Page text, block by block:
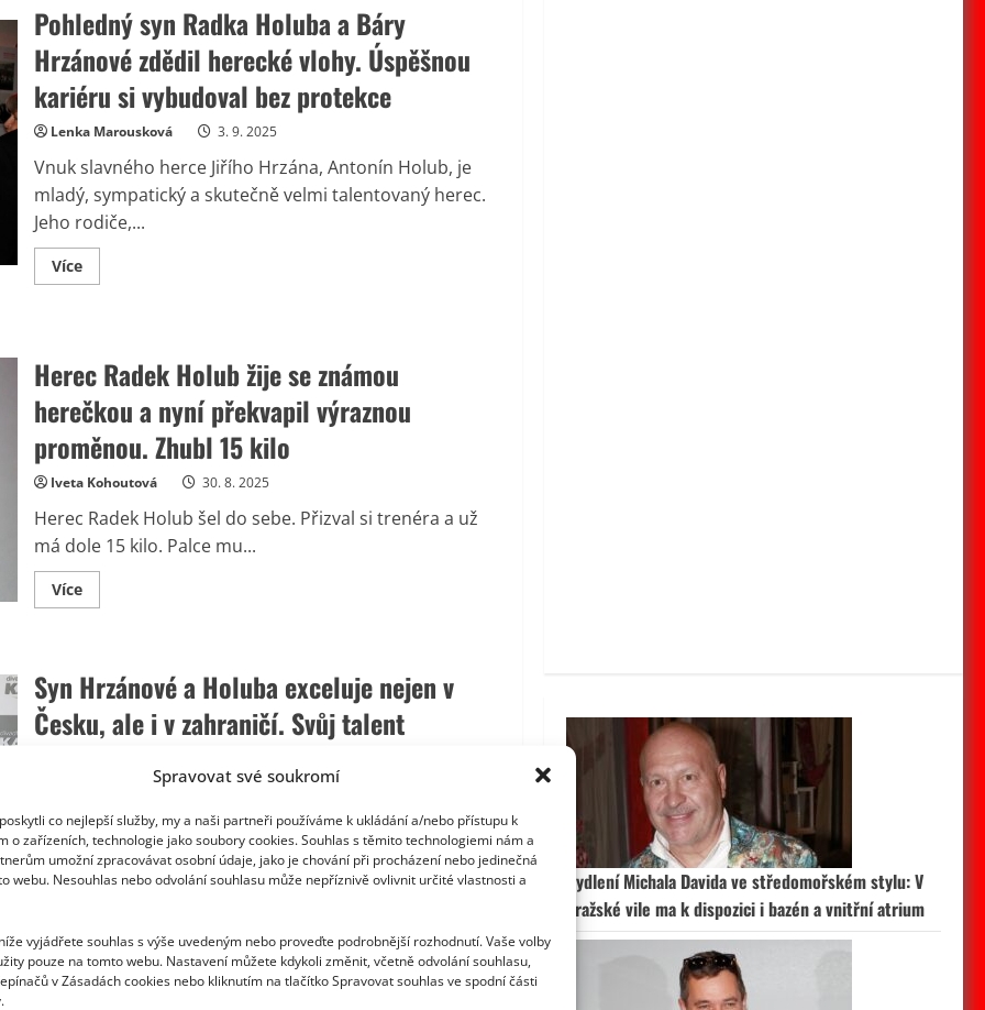
Spravovat své soukromí
co nejlepší služby, my a naši partneři používáme k ukládání a/nebo přístupu k
o zařízeních, technologie jako soubory cookies. Souhlas s těmito technologiemi nám a
umožní zpracovávat osobní údaje, jako je chování při procházení nebo jedinečná
webu. Nesouhlas nebo odvolání souhlasu může nepříznivě ovlivnit určité vlastnosti a
vyjádřete souhlas s výše uvedeným nebo proveďte podrobnější rozhodnutí. Vaše volby
pouze na tomto webu. Nastavení můžete kdykoli změnit, včetně odvolání souhlasu,
v Zásadách cookies nebo kliknutím na tlačítko Spravovat souhlas ve spodní části
Pohledný syn Radka Holuba a Báry
Hrzánové zdědil herecké vlohy. Úspěšnou
kariéru si vybudoval bez protekce
Lenka Marousková 3. 9. 2025
Vnuk slavného herce Jiřího Hrzána, Antonín Holub, je
mladý, sympatický a skutečně velmi talentovaný herec.
Jeho rodiče,...
VíceRead
more
a
Báry
Hrzánové
zdědil
herecké
vlohy.
Úspěšnou
kariéru
vybudoval
bez
protekce
Herec Radek Holub žije se známou
herečkou a nyní překvapil výraznou
proměnou. Zhubl 15 kilo
Iveta Kohoutová 30. 8. 2025
Herec Radek Holub šel do sebe. Přizval si trenéra a už
má dole 15 kilo. Palce mu...
VíceRead
more
žije
se
známou
herečkou
a
Zhubl
15
kilo
Syn Hrzánové a Holuba exceluje nejen v
Česku, ale i v zahraničí. Svůj talent
Syn Báry Hrzánové a Radka Holuba Antonín hraje v
českých i francouzských divadlech a ovládá několik
hudebních...
more
about
Syn
Hrzánové
Bydlení Michala Davida ve středomořském stylu: V
pražské vile ma k dispozici i bazén a vnitřní atrium